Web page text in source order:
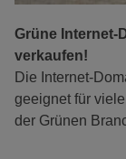
Grüne Internet-
verkaufen!
Die Internet-
geeignet für
der Grünen